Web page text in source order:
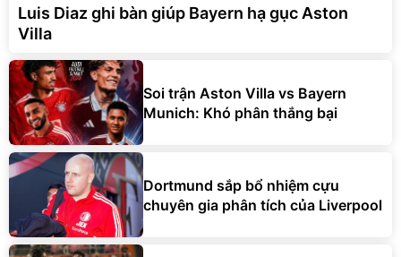
Luis Diaz ghi bàn giúp Bayern hạ gục Aston
Villa
Soi trận Aston Villa vs Bayern
Munich: Khó phân thắng bại
Dortmund sắp bổ nhiệm cựu
chuyên gia phân tích của Liverpool